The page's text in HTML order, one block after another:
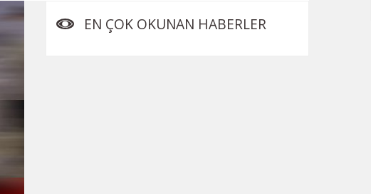
EN ÇOK OKUNAN HABERLER